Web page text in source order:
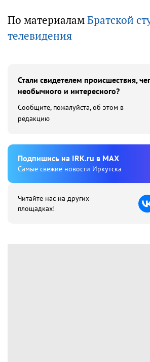
По материаламБратской
телевидения
Стали свидетелем происшествия,
необычного и интересного?
Сообщите, пожалуйста, об этом в
редакцию
Подпишиcь на IRK.ru в MAX
Cамые свежие новости Иркутска
Читайте нас на других
площадках!